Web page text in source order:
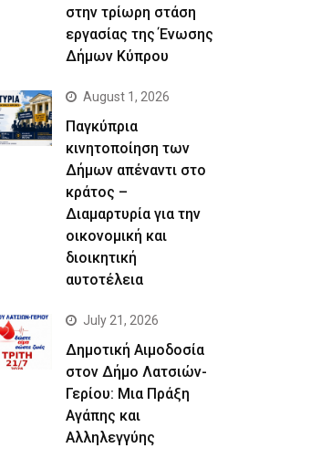
στην τρίωρη στάση
εργασίας της Ένωσης
Δήμων Κύπρου
August 1, 2026
Παγκύπρια
κινητοποίηση των
Δήμων απέναντι στο
κράτος –
Διαμαρτυρία για την
οικονομική και
διοικητική
αυτοτέλεια
July 21, 2026
Δημοτική Αιμοδοσία
στον Δήμο Λατσιών-
Γερίου: Μια Πράξη
Αγάπης και
Αλληλεγγύης